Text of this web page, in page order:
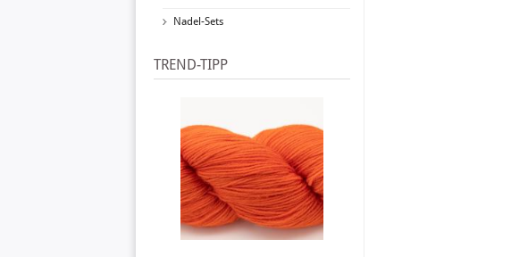
Nadel-Sets
TREND-TIPP